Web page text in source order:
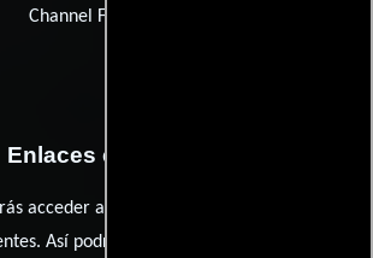
Channel Four Films
Enlaces externos
acceder a los recursos externos que
Así podrás chequear toda la